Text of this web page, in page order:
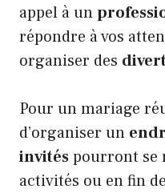
appel à un
répondre à vos
organiser des
Pour un mariage
d’organiser un
invitéspourront se
activités ou en fin